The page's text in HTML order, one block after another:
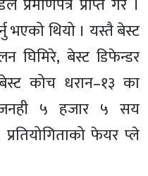
प्राप्त गरे ।
थियो । यस्तै बेस्ट
घिमिरे, बेस्ट डिफेन्डर
कोच धरान–१३ का
५ हजार ५ सय
फेयर प्ले